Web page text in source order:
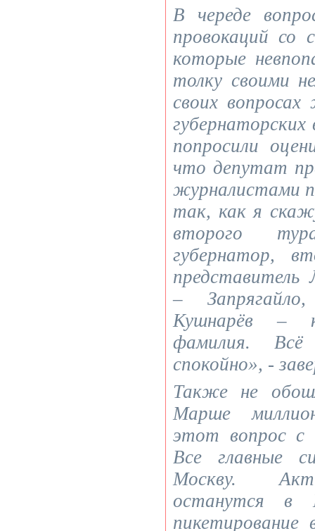
В череде
провокаций со
которые
толку своими
своих
попросили
что депутат
журналистами
так, как я
второго
губернатор,
–
Кушнарёв –
фамилия.
спокойно», -
Также не
Марше
этот вопрос с
Все главные
Москву.
останутся в